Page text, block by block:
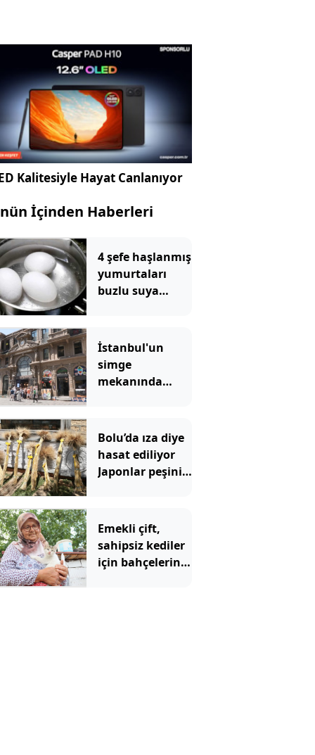
Kalitesiyle Hayat Canlanıyor
İçinden Haberleri
4 şefe haşlanmış
yumurtaları
buzlu suya
olmadığı
soruldu, hepsi
aynı şeyi söyledi
İstanbul'un
simge
mekanında
görüntü
Bolu’da ıza diye
hasat ediliyor
Japonlar peşini
Emekli çift,
sahipsiz kediler
için bahçelerini